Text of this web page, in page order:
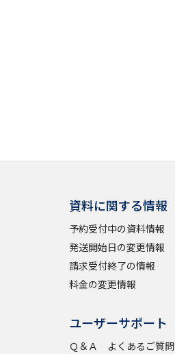
資料に関する情報
予約受付中の資料情報
発送開始日の変更情報
請求受付終了の情報
料金の変更情報
ユーザーサポート
Ｑ＆Ａ よくあるご質問